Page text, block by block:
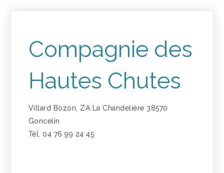
Compagnie des
Hautes Chutes
Villard Bozon, ZA La Chandelière 38570
Goncelin
Tél. 04 76 99 24 45